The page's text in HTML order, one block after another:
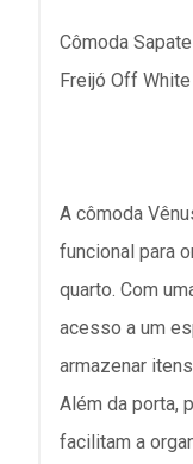
Cômoda
Freijó Off
A cômoda
funcional para
quarto. Com
acesso a um
armazenar
Além da porta,
facilitam a